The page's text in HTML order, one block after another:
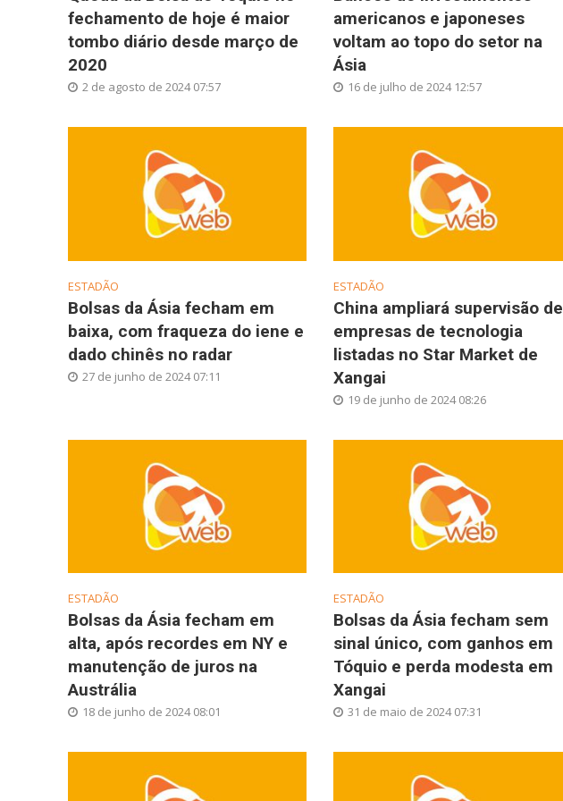
fechamento de hoje é maior
tombo diário desde março de
2020
2 de agosto de 2024 07:57
americanos e japoneses
voltam ao topo do setor na
Ásia
16 de julho de 2024 12:57
ESTADÃO
Bolsas da Ásia fecham em
baixa, com fraqueza do iene e
dado chinês no radar
27 de junho de 2024 07:11
ESTADÃO
China ampliará supervisão de
empresas de tecnologia
listadas no Star Market de
Xangai
19 de junho de 2024 08:26
ESTADÃO
Bolsas da Ásia fecham em
alta, após recordes em NY e
manutenção de juros na
Austrália
18 de junho de 2024 08:01
ESTADÃO
Bolsas da Ásia fecham sem
sinal único, com ganhos em
Tóquio e perda modesta em
Xangai
31 de maio de 2024 07:31